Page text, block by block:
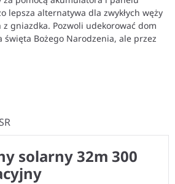
lepsza alternatywa dla zwykłych węży
gniazdka. Pozwoli udekorować dom
Bożego Narodzenia, ale przez
solarny 32m 300